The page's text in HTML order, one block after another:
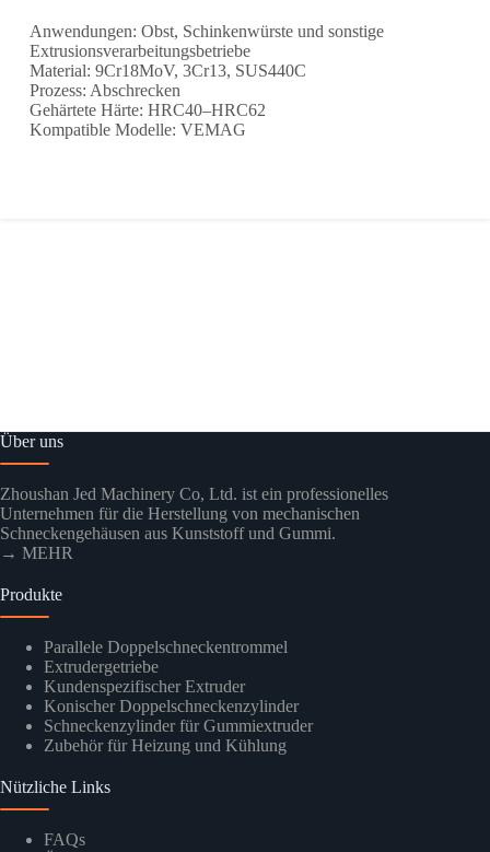
Anwendungen: Obst, Schinkenwürste und sonstige
Extrusionsverarbeitungsbetriebe
Material: 9Cr18MoV, 3Cr13, SUS440C
Prozess: Abschrecken
Gehärtete Härte: HRC40–HRC62
Kompatible Modelle: VEMAG
Über uns
Zhoushan Jed Machinery Co, Ltd. ist ein professionelles
Unternehmen für die Herstellung von mechanischen
Schneckengehäusen aus Kunststoff und Gummi.
→ MEHR
Produkte
Parallele Doppelschneckentrommel
Extrudergetriebe
Kundenspezifischer Extruder
Konischer Doppelschneckenzylinder
Schneckenzylinder für Gummiextruder
Zubehör für Heizung und Kühlung
Nützliche Links
FAQs